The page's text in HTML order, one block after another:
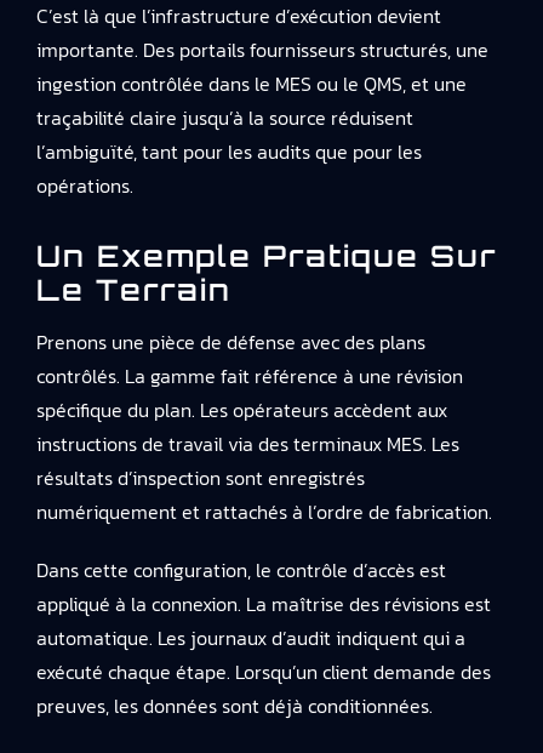
C’est là que l’infrastructure d’exécution devient
importante. Des portails fournisseurs structurés, une
ingestion contrôlée dans le MES ou le QMS, et une
traçabilité claire jusqu’à la source réduisent
l’ambiguïté, tant pour les audits que pour les
opérations.
Un Exemple Pratique Sur
Le Terrain
Prenons une pièce de défense avec des plans
contrôlés. La gamme fait référence à une révision
spécifique du plan. Les opérateurs accèdent aux
instructions de travail via des terminaux MES. Les
résultats d’inspection sont enregistrés
numériquement et rattachés à l’ordre de fabrication.
Dans cette configuration, le contrôle d’accès est
appliqué à la connexion. La maîtrise des révisions est
automatique. Les journaux d’audit indiquent qui a
exécuté chaque étape. Lorsqu’un client demande des
preuves, les données sont déjà conditionnées.